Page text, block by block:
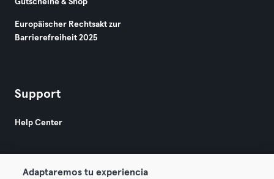
Gutscheine & Shop
Europäischer Rechtsakt zur
Barrierefreiheit 2025
Support
Help Center
Adaptaremos tu experiencia